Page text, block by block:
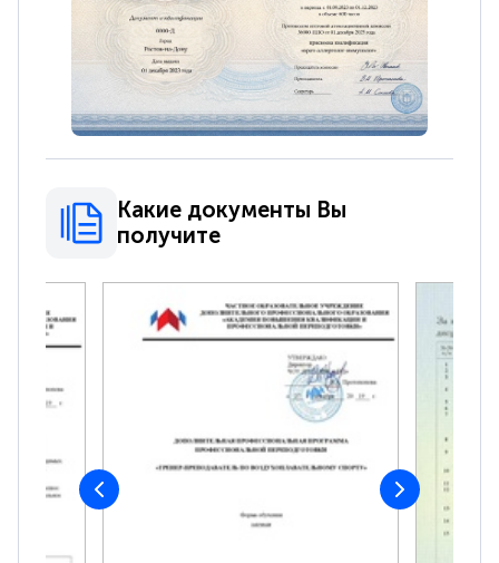
Какие документы Вы
получите